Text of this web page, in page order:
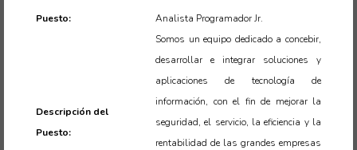
Puesto: Analista Programador Jr.
Descripción del
Puesto:
Somos un equipo dedicado a concebir,
desarrollar e integrar soluciones y
aplicaciones de tecnología de
información, con el fin de mejorar la
seguridad, el servicio, la eficiencia y la
rentabilidad de las grandes empresas